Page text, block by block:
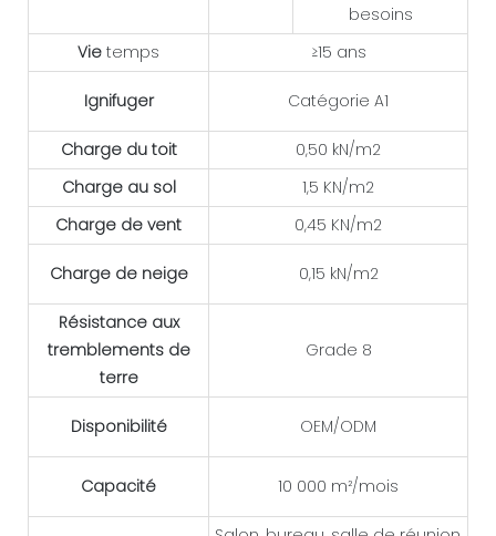
besoins
Vie temps ≥15 ans
Ignifuger Catégorie A1
Charge du toit
0,50 kN/m2
Charge au sol
1,5 KN/m2
Charge de vent
0,45 KN/m2
Charge de neige 0,15 kN/m2
Résistance aux
tremblements de
terre
Grade 8
Disponibilité OEM/ODM
Capacité 10 000 m²/mois